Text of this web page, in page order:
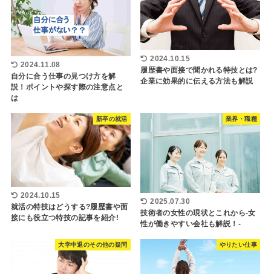
2024.11.08
自分に合う仕事の見つけ方を解
説！ポイントや探す際の注意点と
は
2024.10.15
履歴書や面接で聞かれる特技とは?
企業に効果的に伝える方法も解説
新卒の就活
2024.10.15
就活の特技はどうする?履歴書や面
接にも役立つ特技の記事を紹介!
業界・職種
2025.07.30
技術者の女性の現状とこれから-女
性が働きやすい会社も解説！-
大学中退のその他の疑問 やりたい仕事